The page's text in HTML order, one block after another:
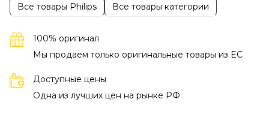
Все товары Philips Все товары категории
100% оригинал
Мы продаем только оригинальные товары из EC
Доступные цены
Одна из лучших цен на рынке РФ